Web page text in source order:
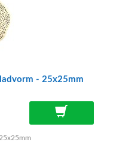
- 25x25mm